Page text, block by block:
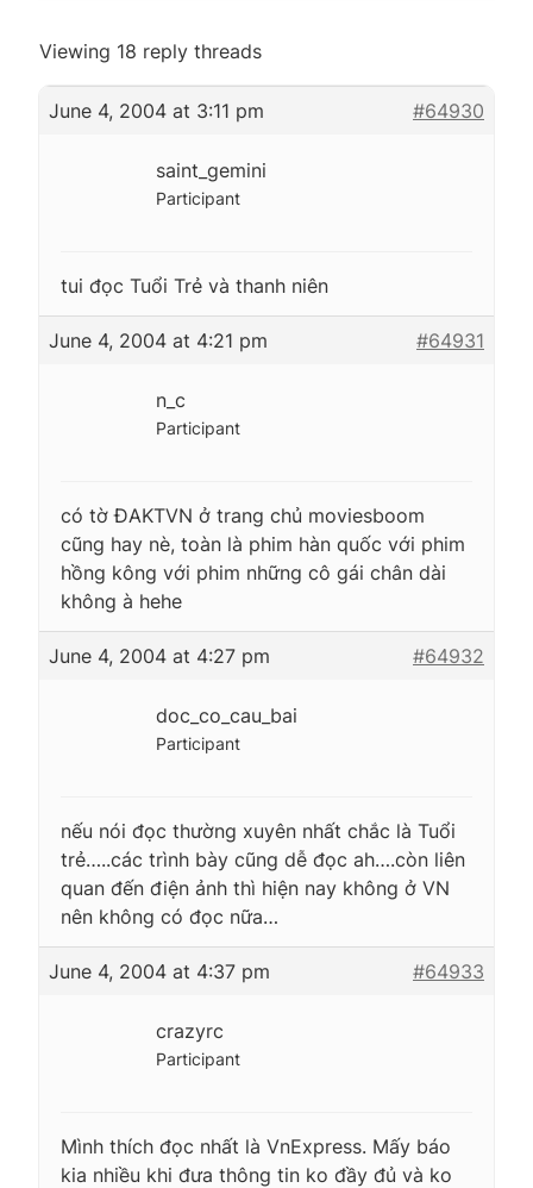
Viewing 18 reply threads
June 4, 2004 at 3:11 pm #64930
saint_gemini
Participant
tui đọc Tuổi Trẻ và thanh niên
June 4, 2004 at 4:21 pm #64931
n_c
Participant
có tờ ĐAKTVN ở trang chủ moviesboom
cũng hay nè, toàn là phim hàn quốc với phim
hồng kông với phim những cô gái chân dài
không à hehe
June 4, 2004 at 4:27 pm #64932
doc_co_cau_bai
Participant
nếu nói đọc thường xuyên nhất chắc là Tuổi
trẻ…..các trình bày cũng dễ đọc ah….còn liên
quan đến điện ảnh thì hiện nay không ở VN
nên không có đọc nữa…
June 4, 2004 at 4:37 pm #64933
crazyrc
Participant
Mình thích đọc nhất là VnExpress. Mấy báo
kia nhiều khi đưa thông tin ko đầy đủ và ko